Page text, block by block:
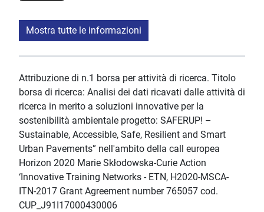
Mostra tutte le informazioni
Attribuzione di n.1 borsa per attività di ricerca. Titolo
borsa di ricerca: Analisi dei dati ricavati dalle attività di
ricerca in merito a soluzioni innovative per la
sostenibilità ambientale progetto: SAFERUP! –
Sustainable, Accessible, Safe, Resilient and Smart
Urban Pavements” nell'ambito della call europea
Horizon 2020 Marie Skłodowska-Curie Action
‘Innovative Training Networks - ETN, H2020-MSCA-
ITN-2017 Grant Agreement number 765057 cod.
CUP_J91I17000430006